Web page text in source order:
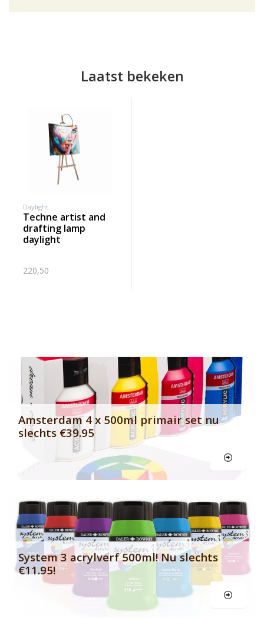
Laatst bekeken
Daylight
techne artist and
drafting lamp
daylight
220,50
Banner row 2
Amsterdam 4 x 500ml primair set nu
slechts €39.95
System 3 acrylverf 500ml! Nu slechts
€11.95!